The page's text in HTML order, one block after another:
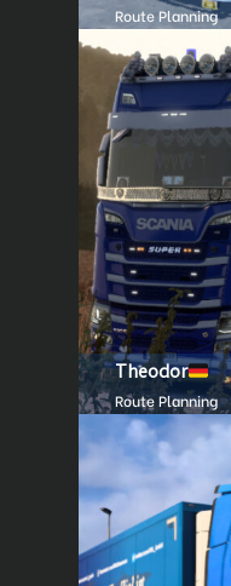
Route Planning
Theodor
Route Planning